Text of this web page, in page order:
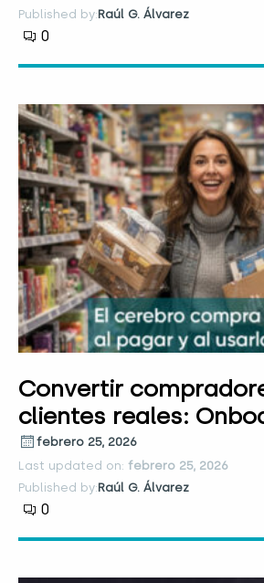
Published by:Raúl G. Álvarez
0
Convertir
clientes reales:
febrero 25, 2026
Last updated on: febrero 25, 2026
Published by:Raúl G. Álvarez
0